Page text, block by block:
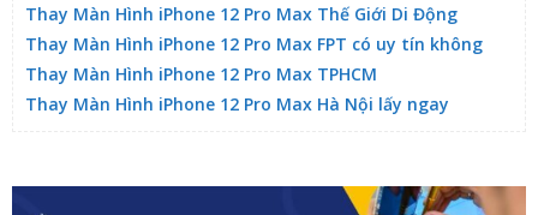
Thay Màn Hình iPhone 12 Pro Max Thế Giới Di Động
Thay Màn Hình iPhone 12 Pro Max FPT có uy tín không
Thay Màn Hình iPhone 12 Pro Max TPHCM
Thay Màn Hình iPhone 12 Pro Max Hà Nội lấy ngay